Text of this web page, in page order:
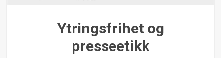
Ytringsfrihet og
presseetikk